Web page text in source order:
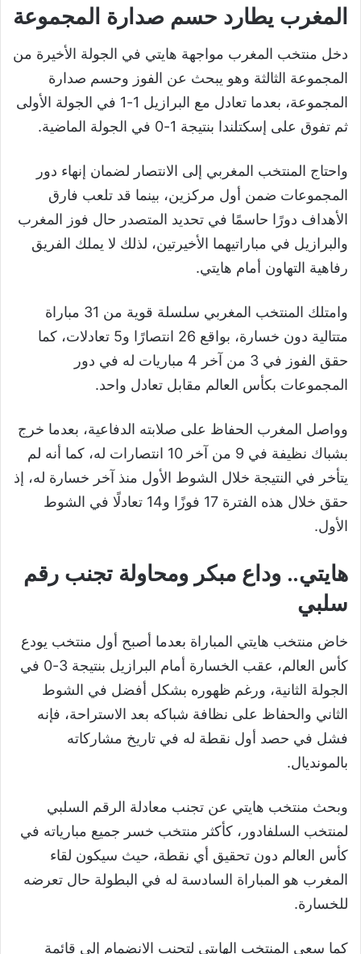
المغرب يطارد حسم صدارة المجموعة
دخل منتخب المغرب مواجهة هايتي في الجولة الأخيرة من
المجموعة الثالثة وهو يبحث عن الفوز وحسم صدارة
المجموعة، بعدما تعادل مع البرازيل 1-1 في الجولة الأولى
ثم تفوق على إسكتلندا بنتيجة 1-0 في الجولة الماضية.
واحتاج المنتخب المغربي إلى الانتصار لضمان إنهاء دور
المجموعات ضمن أول مركزين، بينما قد تلعب فارق
الأهداف دورًا حاسمًا في تحديد المتصدر حال فوز المغرب
والبرازيل في مباراتيهما الأخيرتين، لذلك لا يملك الفريق
رفاهية التهاون أمام هايتي.
وامتلك المنتخب المغربي سلسلة قوية من 31 مباراة
متتالية دون خسارة، بواقع 26 انتصارًا و5 تعادلات، كما
حقق الفوز في 3 من آخر 4 مباريات له في دور
المجموعات بكأس العالم مقابل تعادل واحد.
وواصل المغرب الحفاظ على صلابته الدفاعية، بعدما خرج
بشباك نظيفة في 9 من آخر 10 انتصارات له، كما أنه لم
يتأخر في النتيجة خلال الشوط الأول منذ آخر خسارة له، إذ
حقق خلال هذه الفترة 17 فوزًا و14 تعادلًا في الشوط
الأول.
هايتي.. وداع مبكر ومحاولة تجنب رقم
سلبي
خاض منتخب هايتي المباراة بعدما أصبح أول منتخب يودع
كأس العالم، عقب الخسارة أمام البرازيل بنتيجة 3-0 في
الجولة الثانية، ورغم ظهوره بشكل أفضل في الشوط
الثاني والحفاظ على نظافة شباكه بعد الاستراحة، فإنه
فشل في حصد أول نقطة له في تاريخ مشاركاته
بالمونديال.
وبحث منتخب هايتي عن تجنب معادلة الرقم السلبي
لمنتخب السلفادور، كأكثر منتخب خسر جميع مبارياته في
كأس العالم دون تحقيق أي نقطة، حيث سيكون لقاء
المغرب هو المباراة السادسة له في البطولة حال تعرضه
للخسارة.
كما سعى المنتخب الهايتي لتجنب الانضمام إلى قائمة